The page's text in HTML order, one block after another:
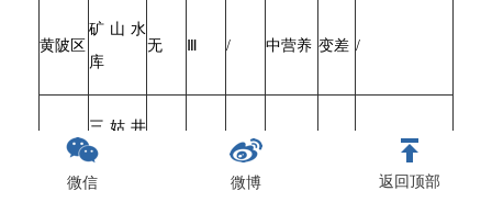
黄陂区
矿山水
库
无 / 中营养 变差 /
黄陂区
三姑井
水库